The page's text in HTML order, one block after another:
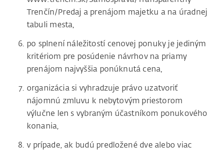
Trenčín/Predaj a prenájom majetku a na úradnej
tabuli mesta,
po splnení náležitostí cenovej ponuky je jediným
kritériom pre posúdenie návrhov na priamy
prenájom najvyššia ponúknutá cena,
organizácia si vyhradzuje právo uzatvoriť
nájomnú zmluvu k nebytovým priestorom
výlučne len s vybraným účastníkom ponukového
konania,
v prípade, ak budú predložené dve alebo viac